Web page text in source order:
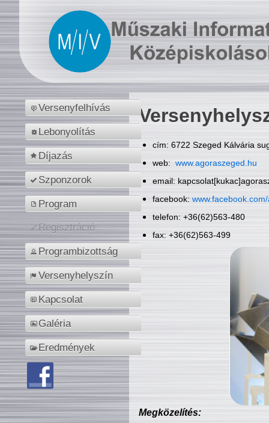
Versenyfelhívás
Lebonyolítás
Díjazás
Szponzorok
Program
Regisztráció
Programbizottság
Versenyhelyszín
Kapcsolat
Galéria
Eredmények
cím: 6722 Szeged Kálvária
web: www.agoraszeged.hu
email:
facebook:
telefon: +36(62)563-480
fax: +36(62)563-499
Megközelítés: